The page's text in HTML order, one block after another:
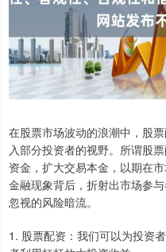
在股票市场波动的浪潮中，股
入部分投资者的视野。所谓股
资金，扩大交易本金，以期在
金融现象背后，折射出市场参
忽视的风险暗流。
1. 股票配资：我们可以为投资